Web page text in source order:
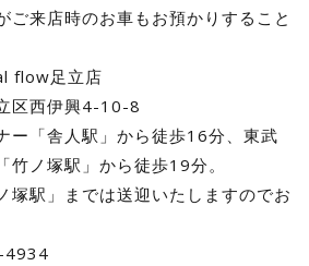
ご来店時のお車もお預かりすること
足立店
西伊興4-10-8
ー「舎人駅」から徒歩16分、東武
竹ノ塚駅」から徒歩19分。
塚駅」までは送迎いたしますのでお
4934